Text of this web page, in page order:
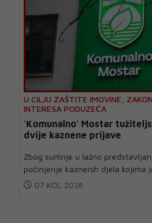
U CILJU ZAŠTITE IMOVINE,
INTERESA PODUZEĆA
'Komunalno' Mostar
dvije kaznene prijave
Zbog sumnje u lažno
počinjenje kaznenih djela kojima
07 KOL 2026